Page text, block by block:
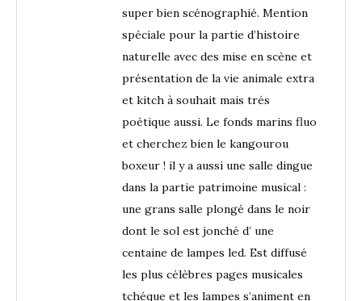
super bien scénographié. Mention
spéciale pour la partie d’histoire
naturelle avec des mise en scène et
présentation de la vie animale extra
et kitch à souhait mais trés
poétique aussi. Le fonds marins fluo
et cherchez bien le kangourou
boxeur ! il y a aussi une salle dingue
dans la partie patrimoine musical :
une grans salle plongé dans le noir
dont le sol est jonché d’ une
centaine de lampes led. Est diffusé
les plus célèbres pages musicales
tchéque et les lampes s’animent en